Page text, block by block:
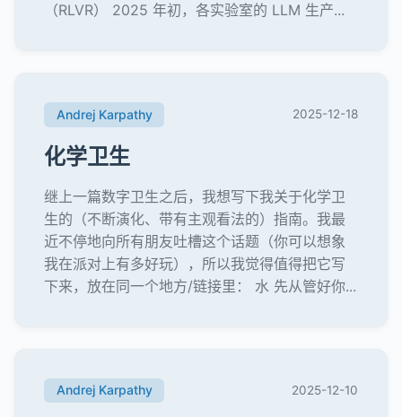
（RLVR） 2025 年初，各实验室的 LLM 生产...
Andrej Karpathy 2025-12-18
化学卫生
继上一篇数字卫生之后，我想写下我关于化学卫
生的（不断演化、带有主观看法的）指南。我最
近不停地向所有朋友吐槽这个话题（你可以想象
我在派对上有多好玩），所以我觉得值得把它写
下来，放在同一个地方/链接里： 水 先从管好你...
Andrej Karpathy 2025-12-10